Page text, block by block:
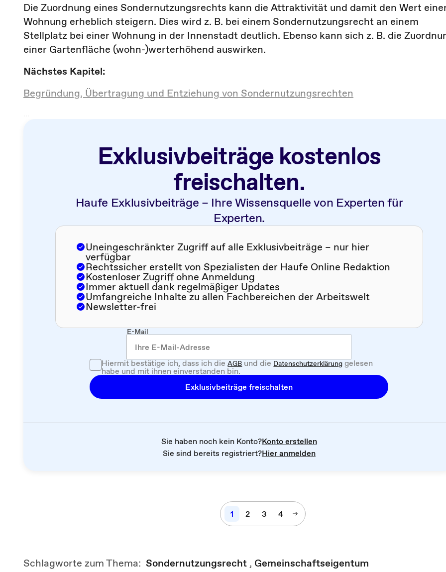
Die Zuordnung eines Sondernutzungsrechts kann die Attraktivität und damit den Wert
Wohnung erheblich steigern. Dies wird z. B. bei einem Sondernutzungsrecht an einem
Stellplatz bei einer Wohnung in der Innenstadt deutlich. Ebenso kann sich z. B. die
einer Gartenfläche (wohn-)werterhöhend auswirken.
Nächstes Kapitel:
Begründung, Übertragung und Entziehung von Sondernutzungsrechten
Exklusivbeiträge kostenlos
freischalten.
Haufe Exklusivbeiträge – Ihre Wissensquelle von Experten für
Experten.
Uneingeschränkter Zugriff auf alle Exklusivbeiträge – nur hier
verfügbar
Rechtssicher erstellt von Spezialisten der Haufe Online Redaktion
Kostenloser Zugriff ohne Anmeldung
Immer aktuell dank regelmäßiger Updates
Umfangreiche Inhalte zu allen Fachbereichen der Arbeitswelt
Newsletter-frei
E-Mail
Hiermit bestätige ich, dass ich dieAGBund dieDatenschutzerklärunggelesen
habe und mit ihnen einverstanden bin.
Exklusivbeiträge freischalten
Sie haben noch kein Konto?Konto erstellen
Sie sind bereits registriert?Hier anmelden
1 2 3 4
Schlagworte zum Thema: Sondernutzungsrecht , Gemeinschaftseigentum